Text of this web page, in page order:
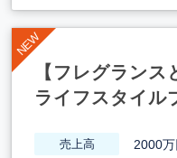
【フレグランス
ライフスタイル
売上高 2000